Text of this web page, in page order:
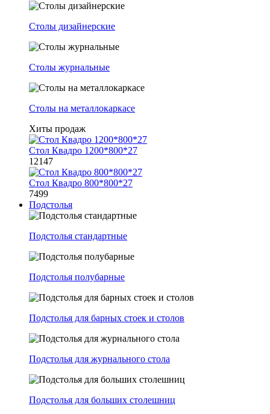
Столы дизайнерские
Столы журнальные
Столы на металлокаркасе
Хиты продаж
Стол Квадро 1200*800*27
12147
Стол Квадро 800*800*27
7499
Подстолья
Подстолья стандартные
Подстолья полубарные
Подстолья для барных стоек и столов
Подстолья для журнального стола
Подстолья для больших столешниц